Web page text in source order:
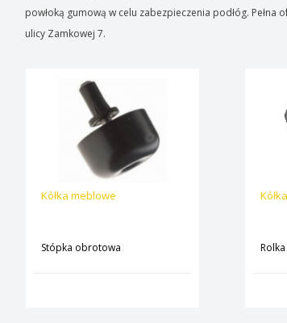
powłoką gumową w celu zabezpieczenia podłóg.
ulicy Zamkowej 7.
Kółka meblowe
Stópka obrotowa